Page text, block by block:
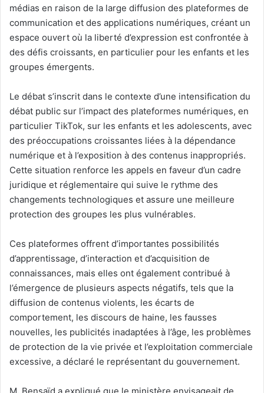
médias en raison de la large diffusion des plateformes de
communication et des applications numériques, créant un
espace ouvert où la liberté d’expression est confrontée à
des défis croissants, en particulier pour les enfants et les
groupes émergents.
Le débat s’inscrit dans le contexte d’une intensification du
débat public sur l’impact des plateformes numériques, en
particulier TikTok, sur les enfants et les adolescents, avec
des préoccupations croissantes liées à la dépendance
numérique et à l’exposition à des contenus inappropriés.
Cette situation renforce les appels en faveur d’un cadre
juridique et réglementaire qui suive le rythme des
changements technologiques et assure une meilleure
protection des groupes les plus vulnérables.
Ces plateformes offrent d’importantes possibilités
d’apprentissage, d’interaction et d’acquisition de
connaissances, mais elles ont également contribué à
l’émergence de plusieurs aspects négatifs, tels que la
diffusion de contenus violents, les écarts de
comportement, les discours de haine, les fausses
nouvelles, les publicités inadaptées à l’âge, les problèmes
de protection de la vie privée et l’exploitation commerciale
excessive, a déclaré le représentant du gouvernement.